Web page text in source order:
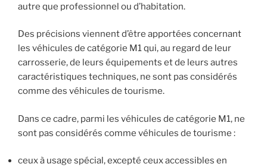
autre que professionnel ou d’habitation.
Des précisions viennent d’être apportées concernant
les véhicules de catégorie M1 qui, au regard de leur
carrosserie, de leurs équipements et de leurs autres
caractéristiques techniques, ne sont pas considérés
comme des véhicules de tourisme.
Dans ce cadre, parmi les véhicules de catégorie M1, ne
sont pas considérés comme véhicules de tourisme :
ceux à usage spécial, excepté ceux accessibles en